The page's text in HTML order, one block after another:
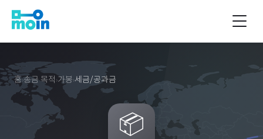
홈›송금 목적 ›가봉›세금/공과금
📦